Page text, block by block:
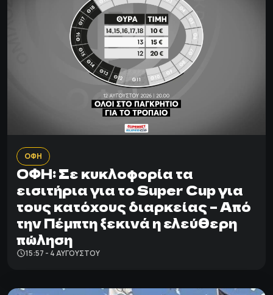
ΟΦΗ
ΟΦΗ: Σε κυκλοφορία τα
εισιτήρια για το Super Cup για
τους κατόχους διαρκείας – Από
την Πέμπτη ξεκινά η ελεύθερη
πώληση
15:57 - 4 ΑΥΓΟΎΣΤΟΥ